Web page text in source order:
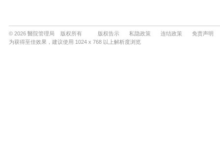
© 2026 醫院管理局 版权所有 版权告示 私隐政策 连结政策
免责声明
为获得至佳效果，建议使用 1024 x 768 以上解析度浏览